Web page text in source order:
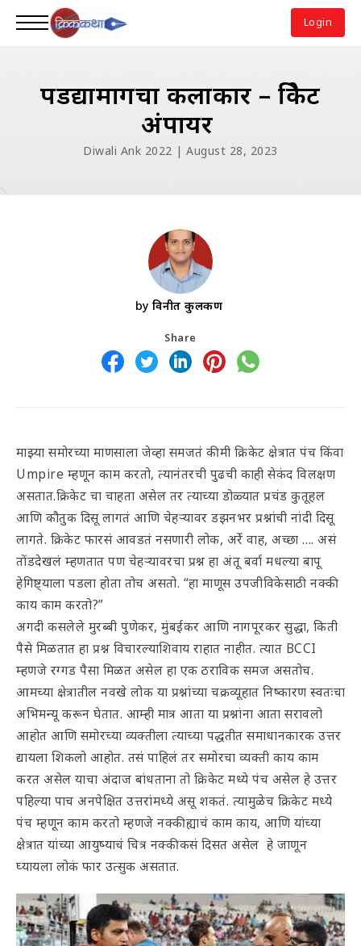
Login
पडद्यामागचा कलाकार – क्रिकेट
अंपायर
Diwali Ank 2022 | August 28, 2023
by विनीत कुलकर्णी
Share
माझ्या समोरच्या माणसाला जेव्हा समजतं की मी क्रिकेट क्षेत्रात पंच किंवा
Umpire म्हणून काम करतो, त्यानंतरची पुढची काही सेकंद विलक्षण
असतात.क्रिकेट चा चाहता असेल तर त्याच्या डोळ्यात प्रचंड कुतूहल
आणि कौतुक दिसू लागतं आणि चेहऱ्यावर डझनभर प्रश्नांची नांदी दिसू
लागते. क्रिकेट फारसं आवडतं नसणारी लोक, अर्रे वाह, अच्छा …. असं
तोंडदेखलं म्हणतात पण चेहऱ्यावरचा प्रश्न हा अंतू बर्वा मधल्या बापू
हेगिष्ट्याला पडला होता तोच असतो. “हा माणूस उपजीविकेसाठी नक्की
काय काम करतो?”
अगदी कसलेले मुरब्बी पुणेकर, मुंबईकर आणि नागपूरकर सुद्धा, किती
पैसे मिळतात हा प्रश्न विचारल्याशिवाय राहात नाहीत. त्यात BCCI
म्हणजे रग्गड पैसा मिळत असेल हा एक ठराविक समज असतोच.
आमच्या क्षेत्रातील नवखे लोक या प्रश्नांच्या चक्रव्यूहात निष्कारण स्वतःचा
अभिमन्यू करून घेतात. आम्ही मात्र आता या प्रश्नांना आता सरावलो
आहोत आणि समोरच्या व्यक्तीला त्याच्या पद्धतीत समाधानकारक उत्तर
द्यायला शिकलो आहोत. तसं पाहिलं तर समोरचा व्यक्ती काय काम
करत असेल याचा अंदाज बांधताना तो क्रिकेट मध्ये पंच असेल हे उत्तर
पहिल्या पाच अनपेक्षित उत्तरांमध्ये असू शकतं. त्यामुळेच क्रिकेट मध्ये
पंच म्हणून काम करतो म्हणजे नक्की ह्याचं काम काय, आणि यांच्या
क्षेत्रात यांच्या आयुष्याचं चित्र नक्की कसं दिसत असेल हे जाणून
घ्यायला लोकं फार उत्सुक असतात.